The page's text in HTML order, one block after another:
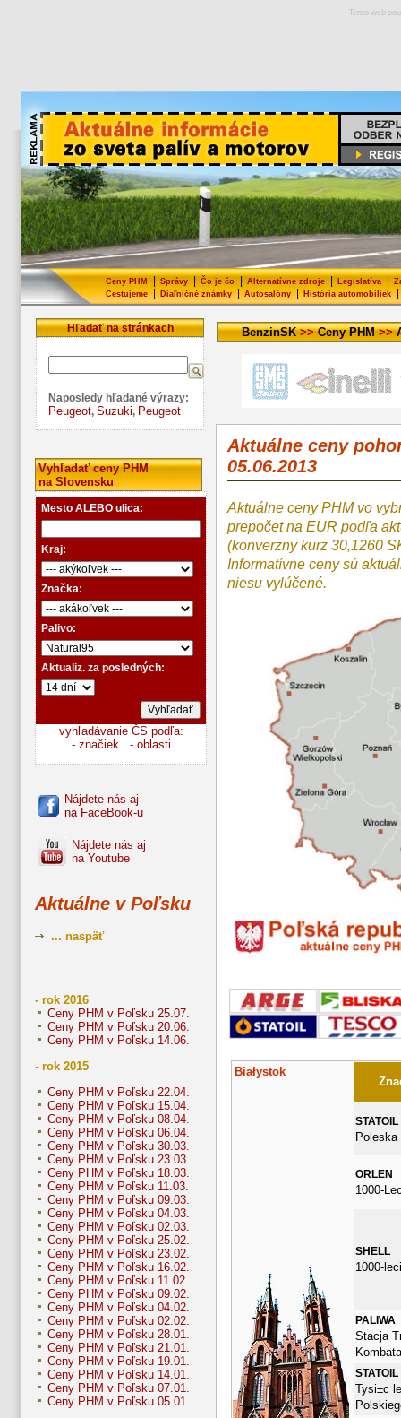
Tento web
Ceny PHM Správy Čo je čo Alternatívne zdroje Legislatíva
Cestujeme| Diaľničné známky| Autosalóny| História automobiliek|
Hľadať na stránkach
Naposledy hľadané výrazy:
Peugeot, Suzuki, Peugeot
Vyhľadať ceny PHM
na Slovensku
Mesto ALEBO ulica:
Kraj:
Značka:
Palivo:
Aktualiz. za posledných:
vyhľadávanie ČS podľa:
- značiek
- oblasti
Nájdete nás aj
na FaceBook-u
Nájdete nás aj
na Youtube
Aktuálne v Poľsku
... naspäť
- rok 2016
Ceny PHM v Poľsku 25.07.
Ceny PHM v Poľsku 20.06.
Ceny PHM v Poľsku 14.06.
- rok 2015
Ceny PHM v Poľsku 22.04.
Ceny PHM v Poľsku 15.04.
Ceny PHM v Poľsku 08.04.
Ceny PHM v Poľsku 06.04.
Ceny PHM v Poľsku 30.03.
Ceny PHM v Poľsku 23.03.
Ceny PHM v Poľsku 18.03.
Ceny PHM v Poľsku 11.03.
Ceny PHM v Poľsku 09.03.
Ceny PHM v Poľsku 04.03.
Ceny PHM v Poľsku 02.03.
Ceny PHM v Poľsku 25.02.
Ceny PHM v Poľsku 23.02.
Ceny PHM v Poľsku 16.02.
Ceny PHM v Poľsku 11.02.
Ceny PHM v Poľsku 09.02.
Ceny PHM v Poľsku 04.02.
Ceny PHM v Poľsku 02.02.
Ceny PHM v Poľsku 28.01.
Ceny PHM v Poľsku 21.01.
Ceny PHM v Poľsku 19.01.
Ceny PHM v Poľsku 14.01.
Ceny PHM v Poľsku 07.01.
Ceny PHM v Poľsku 05.01.
BenzinSK>>Ceny PHM>>
Aktuálne ceny
05.06.2013
Aktuálne ceny PHM vo
prepočet na EUR podľa
(konverzny kurz 30,1260
Informatívne ceny sú
niesu vylúčené.
Białystok
STATOIL
Poleska
ORLEN
1000-
SHELL
1000-
PALIWA
Stacja
STATOIL
Tysi±c